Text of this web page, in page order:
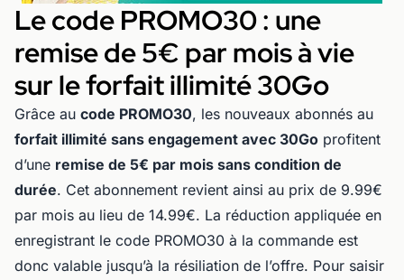
Le code PROMO30 : une
remise de 5€ par mois à vie
sur le forfait illimité 30Go
Grâce au code PROMO30, les nouveaux abonnés au
forfait illimité sans engagement avec 30Go profitent
d’une remise de 5€ par mois sans condition de
durée. Cet abonnement revient ainsi au prix de 9.99€
par mois au lieu de 14.99€. La réduction appliquée en
enregistrant le code PROMO30 à la commande est
donc valable jusqu’à la résiliation de l’offre. Pour saisir